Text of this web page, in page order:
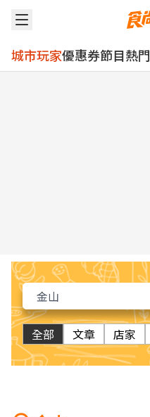
城市玩家優惠券節目熱門
全部 文章 店家